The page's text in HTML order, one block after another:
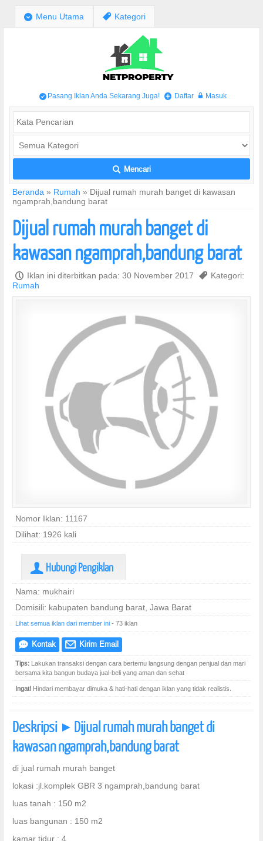
; Menu Utama , Kategori
/ Pasang Iklan Anda Sekarang Juga! + Daftar w Masuk
L Mencari
Beranda » Rumah » Dijual rumah murah banget di kawasan
ngamprah,bandung barat
Dijual rumah murah banget di
kawasan ngamprah,bandung barat
P Iklan ini diterbitkan pada: 30 November 2017 , Kategori:
Rumah
Nomor Iklan: 11167
Dilihat: 1926 kali
U Hubungi Pengiklan
Nama: mukhairi
Domisili: kabupaten bandung barat, Jawa Barat
Lihat semua iklan dari member ini - 73 iklan
e Kontak @ Kirim Email
Tips: Lakukan transaksi dengan cara bertemu langsung dengan penjual dan mari
bersama kita bangun budaya jual-beli yang aman dan sehat
Ingat! Hindari membayar dimuka & hati-hati dengan iklan yang tidak realistis.
Deskripsi ] Dijual rumah murah banget di
kawasan ngamprah,bandung barat
di jual rumah murah banget
lokasi :jl.komplek GBR 3 ngamprah,bandung barat
luas tanah : 150 m2
luas bangunan : 150 m2
kamar tidur : 4